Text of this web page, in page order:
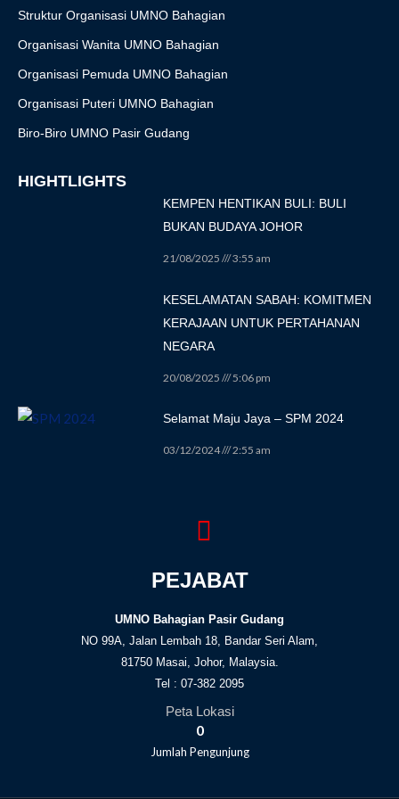
Struktur Organisasi UMNO Bahagian
Organisasi Wanita UMNO Bahagian
Organisasi Pemuda UMNO Bahagian
Organisasi Puteri UMNO Bahagian
Biro-Biro UMNO Pasir Gudang
HIGHTLIGHTS
KEMPEN HENTIKAN BULI: BULI
BUKAN BUDAYA JOHOR
21/08/2025 3:55 am
KESELAMATAN SABAH: KOMITMEN
KERAJAAN UNTUK PERTAHANAN
NEGARA
20/08/2025 5:06 pm
Selamat Maju Jaya – SPM 2024
03/12/2024 2:55 am
PEJABAT
UMNO Bahagian Pasir Gudang
NO 99A, Jalan Lembah 18, Bandar Seri Alam,
81750 Masai, Johor, Malaysia.
Tel : 07-382 2095
Peta Lokasi
Jumlah Pengunjung
0